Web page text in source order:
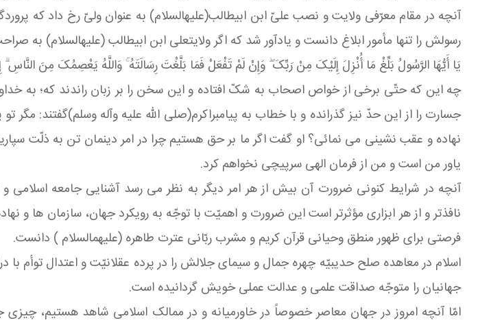
آنچه در مقام معرّفى ولایت و نصب علىّ ابن ابیطالب(علیهالسلام) به عنوان ولیّ رخ داد که
رسولش را تنها مأمور ابلاغ دانست و یادآور شد که اگر ولایتعلى ابن ابیطالب (علیهالسلام) به
یَا أَیُّهَا الرَّسُولُ بَلِّغْ مَا أُنْزِلَ إِلَیْکَ مِنْ رَبِّکَ ۖ وَإِنْ لَمْ تَفْعَلْ فَمَا بَلَّغْتَ رِسَالَتَهُ ۚ وَاللَّهُ یَعْصِمُکَ مِنَ النَّاسِ
چه این که حتّى برخى از خواص اصحاب به شکّ افتاده و این سخن را بر زبان راندند که؛ به
جسارت را از این حدّ نیز گذرانده و با خطاب به پیامبراکرم(صلی الله علیه وآله وسلم)گفتند:
نهاده و عقب نشینى مى نمائى؟ او گفت اگر ما بر حق هستیم چرا در امر دینمان تن به ذلّت
یاور من است و من از فرمان الهى سرپیچى نخواهم کرد.
آنچه در شرایط کنونى ضرورت آن بیش از هر امر دیگر به نظر مى رسد آشنایی جامعه
نافذتر و از هر ابزارى مؤثرتر است این ضرورت و اهمیّت با توجّه به رویکرد جهان، سازمان ها و
فرصتى براى ظهور منطق وحیانى قرآن کریم و مشرب ربّانی عترت طاهره (علیهمالسلام ) دانست.
اسلام در معاهده صلح حدیبیّه چهره جمال و سیماى جلالش را در پرده عقلانیّت و اعتدال توأم
جهانیان را متوجّه صداقت علمى و عدالت عملى خویش گردانیده است.
امّا آنچه امروز در جهان معاصر خصوصاً در خاورمیانه و در ممالک اسلامى شاهد هستیم، چیزى